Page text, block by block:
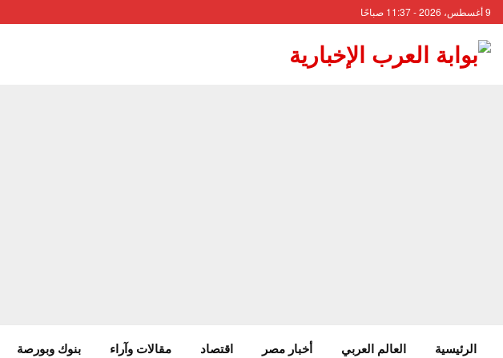
9 أغسطس، 2026 - 11:37 صباحًا
الرئيسية العالم العربي أخبار مصر اقتصاد مقالات وآراء بنوك وبورصة